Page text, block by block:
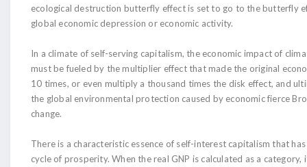
ecological destruction butterfly effect is set to go to the butterfly
global economic depression or economic activity.
In a climate of self-serving capitalism, the economic impact of
must be fueled by the multiplier effect that made the original
10 times, or even multiply a thousand times the disk effect, and
the global environmental protection caused by economic fierce
change.
There is a characteristic essence of self-interest capitalism that
cycle of prosperity. When the real GNP is calculated as a category,